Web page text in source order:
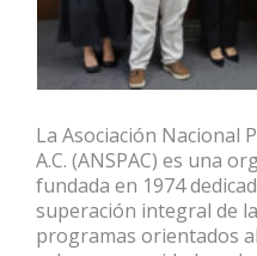
La Asociación Nacional
A.C. (ANSPAC) es una
fundada en 1974
superación integral de
programas orientados